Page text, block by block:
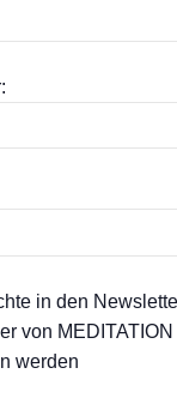
in den
von MEDITATION
werden